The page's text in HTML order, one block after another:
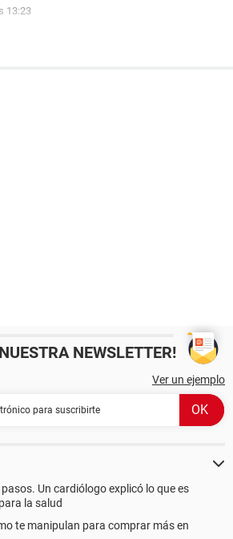
13:23
NEWSLETTER!
Ver un ejemplo
Un cardiólogo explicó lo que es
la salud
te manipulan para comprar más en